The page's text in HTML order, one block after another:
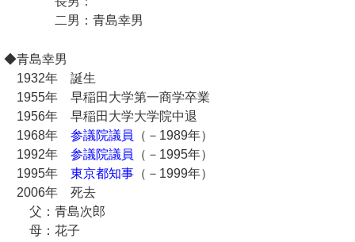
二男：青島幸男
◆青島幸男
1932年 誕生
1955年 早稲田大学第一商学卒業
1956年 早稲田大学大学院中退
1968年 参議院議員
（－1989年）
1992年 参議院議員
（－1995年）
1995年 東京都知事（－1999年）
2006年 死去
父：青島次郎
母：花子